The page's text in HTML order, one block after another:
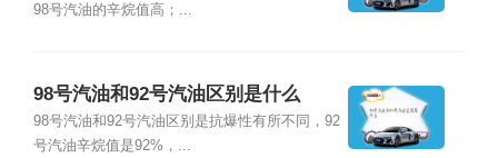
98号汽油的辛烷值高；...
98号汽油和92号汽油区别是什么
98号汽油和92号汽油区别是抗爆性有所不同，92
号汽油辛烷值是92%，...